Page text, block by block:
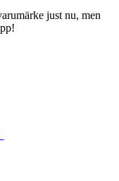
just nu, men